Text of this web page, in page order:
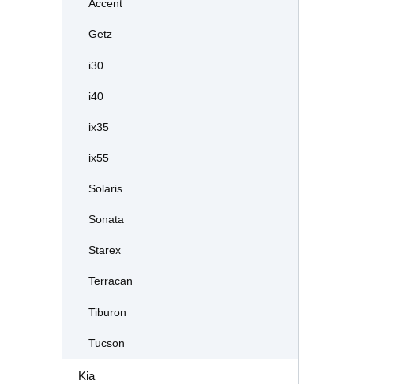
Accent
Getz
i30
i40
ix35
ix55
Solaris
Sonata
Starex
Terracan
Tiburon
Tucson
Kia